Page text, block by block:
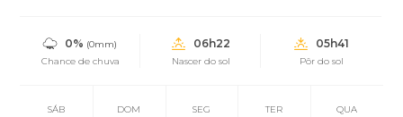
0% (0mm)
Chance de chuva
06h22
Nascer do sol
05h41
Pôr do sol
SÁB DOM SEG TER QUA